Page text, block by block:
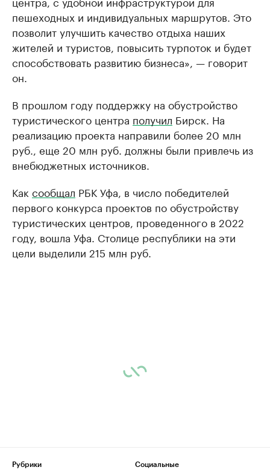
пешеходных и индивидуальных маршрутов. Это
позволит улучшить качество отдыха наших
жителей и туристов, повысить турпоток и будет
способствовать развитию бизнеса», — говорит
он.
В прошлом году поддержку на обустройство
туристического центра получил Бирск. На
реализацию проекта направили более 20 млн
руб., еще 20 млн руб. должны были привлечь из
внебюджетных источников.
Как сообщал РБК Уфа, в число победителей
первого конкурса проектов по обустройству
туристических центров, проведенного в 2022
году, вошла Уфа. Столице республики на эти
цели выделили 215 млн руб.
Рубрики
Социальные